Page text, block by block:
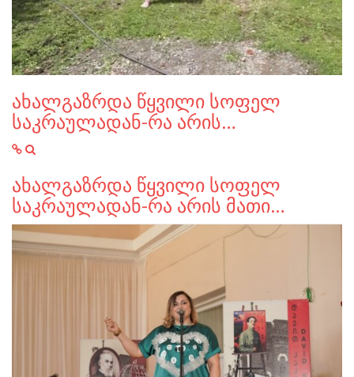
ახალგაზრდა წყვილი სოფელ
საკრაულადან-რა არის…
ახალგაზრდა წყვილი სოფელ
საკრაულადან-რა არის მათი…